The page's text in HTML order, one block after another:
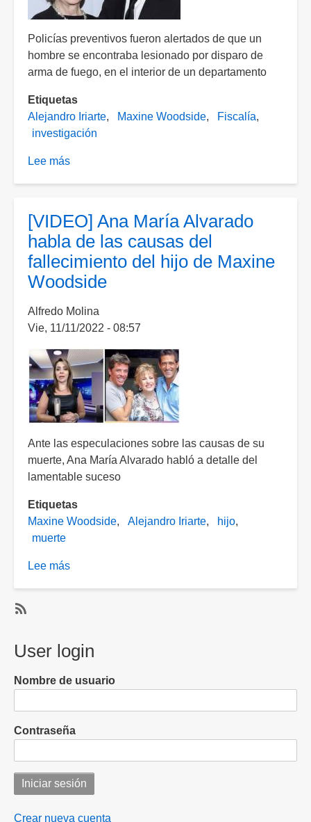
Policías preventivos fueron alertados de que un
hombre se encontraba lesionado por disparo de
arma de fuego, en el interior de un departamento
Etiquetas
Alejandro Iriarte
Maxine Woodside
Fiscalía
investigación
Lee más
de
hijo
de
Maxine
fue
hallado
herida
de
bala
[VIDEO] Ana María Alvarado
habla de las causas del
fallecimiento del hijo de Maxine
Woodside
Alfredo Molina
Vie, 11/11/2022 - 08:57
Ante las especulaciones sobre las causas de su
muerte, Ana María Alvarado habló a detalle del
lamentable suceso
Etiquetas
Maxine Woodside
Alejandro Iriarte
hijo
muerte
Lee más
habla
las
fallecimiento
de
Woodside
a
Alejandro
Iriarte
User login
Nombre de usuario
Contraseña
Crear nueva cuenta